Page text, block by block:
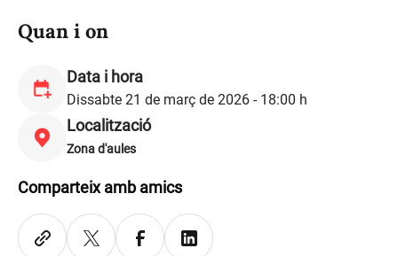
Quan i on
Data i hora
Dissabte 21 de març de 2026 - 18:00 h
Localització
Zona d'aules
Comparteix amb amics